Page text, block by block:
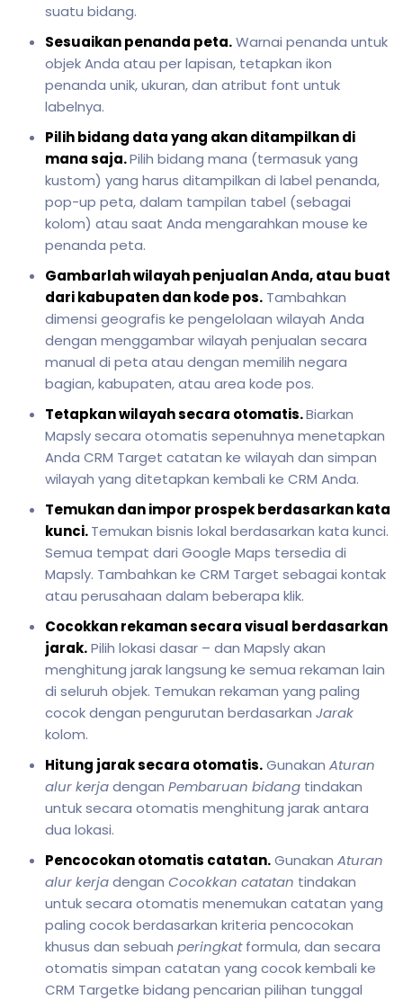
suatu bidang.
Sesuaikan penanda peta.Warnai penanda untuk
objek Anda atau per lapisan, tetapkan ikon
penanda unik, ukuran, dan atribut font untuk
labelnya.
Pilih bidang data yang akan ditampilkan di
mana saja.Pilih bidang mana (termasuk yang
kustom) yang harus ditampilkan di label penanda,
pop-up peta, dalam tampilan tabel (sebagai
kolom) atau saat Anda mengarahkan mouse ke
penanda peta.
Gambarlah wilayah penjualan Anda, atau buat
dari kabupaten dan kode pos. Tambahkan
dimensi geografis ke pengelolaan wilayah Anda
dengan menggambar wilayah penjualan secara
manual di peta atau dengan memilih negara
bagian, kabupaten, atau area kode pos.
Tetapkan wilayah secara otomatis.Biarkan
Mapsly secara otomatis sepenuhnya menetapkan
Anda CRM Target catatan ke wilayah dan simpan
wilayah yang ditetapkan kembali ke CRM Anda.
Temukan dan impor prospek berdasarkan kata
kunci.Temukan bisnis lokal berdasarkan kata kunci.
Semua tempat dari Google Maps tersedia di
Mapsly. Tambahkan ke CRM Target sebagai kontak
atau perusahaan dalam beberapa klik.
Cocokkan rekaman secara visual berdasarkan
jarak.Pilih lokasi dasar – dan Mapsly akan
menghitung jarak langsung ke semua rekaman lain
di seluruh objek. Temukan rekaman yang paling
cocok dengan pengurutan berdasarkan Jarak
kolom.
Hitung jarak secara otomatis.Gunakan Aturan
alur kerjadengan Pembaruan bidang tindakan
untuk secara otomatis menghitung jarak antara
dua lokasi.
Pencocokan otomatis catatan.Gunakan Aturan
alur kerjadengan Cocokkan catatan tindakan
untuk secara otomatis menemukan catatan yang
paling cocok berdasarkan kriteria pencocokan
khusus dan sebuah peringkatformula, dan secara
otomatis simpan catatan yang cocok kembali ke
CRM Targetke bidang pencarian pilihan tunggal